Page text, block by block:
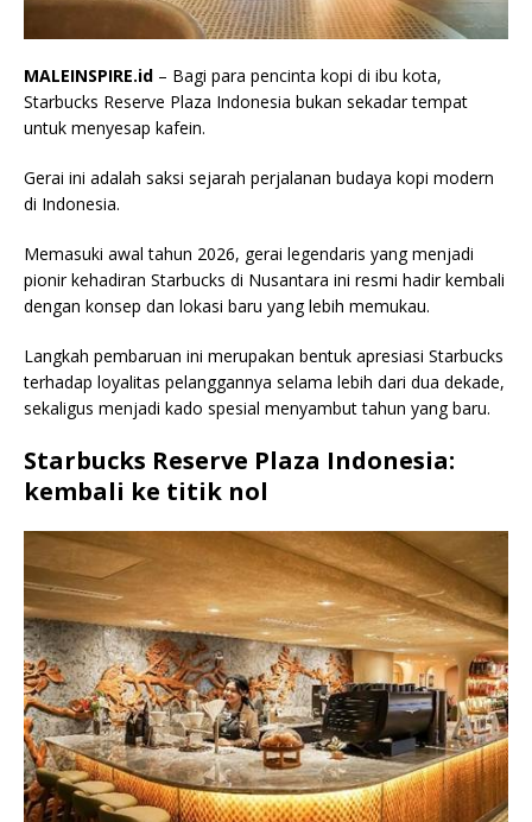
MALEINSPIRE.id – Bagi para pencinta kopi di ibu kota,
Starbucks Reserve Plaza Indonesia bukan sekadar tempat
untuk menyesap kafein.
Gerai ini adalah saksi sejarah perjalanan budaya kopi modern
di Indonesia.
Memasuki awal tahun 2026, gerai legendaris yang menjadi
pionir kehadiran Starbucks di Nusantara ini resmi hadir kembali
dengan konsep dan lokasi baru yang lebih memukau.
Langkah pembaruan ini merupakan bentuk apresiasi Starbucks
terhadap loyalitas pelanggannya selama lebih dari dua dekade,
sekaligus menjadi kado spesial menyambut tahun yang baru.
Starbucks Reserve Plaza Indonesia:
kembali ke titik nol